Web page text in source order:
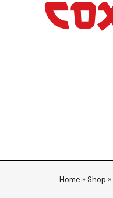
Home »Shop »